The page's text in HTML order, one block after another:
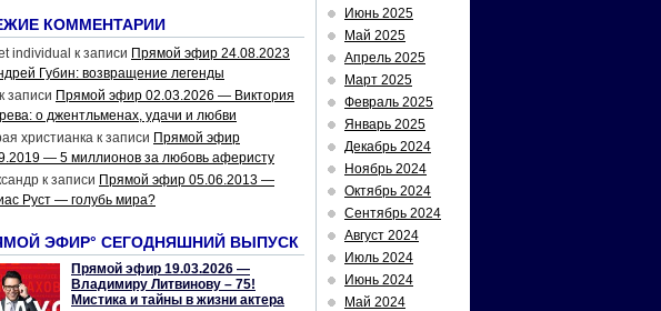
КОММЕНТАРИИ
individual к записи Прямой эфир 24.08.2023
Губин: возвращение легенды
к записи Прямой эфир 02.03.2026 — Виктория
о джентльменах, удачи и любви
христианка к записи Прямой эфир
— 5 миллионов за любовь аферисту
к записи Прямой эфир 05.06.2013 —
Руст — голубь мира?
ЭФИР° СЕГОДНЯШНИЙ ВЫПУСК
Прямой эфир 19.03.2026 —
Владимиру Литвинову – 75!
Мистика и тайны в жизни актера
Июнь 2025
Май 2025
Апрель 2025
Март 2025
Февраль 2025
Январь 2025
Декабрь 2024
Ноябрь 2024
Октябрь 2024
Сентябрь 2024
Август 2024
Июль 2024
Июнь 2024
Май 2024